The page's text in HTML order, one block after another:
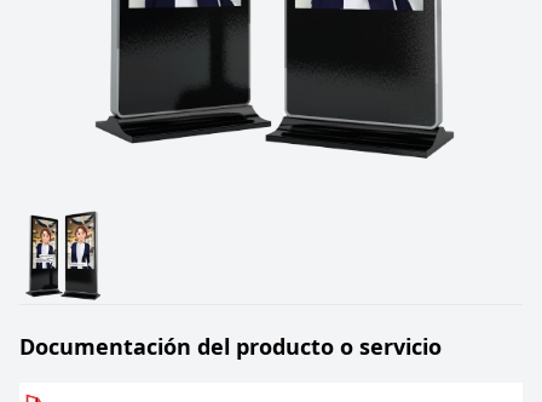
Documentación del producto o servicio